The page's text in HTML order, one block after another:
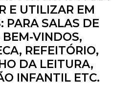
E UTILIZAR EM
PARA SALAS DE
VINDOS,
REFEITÓRIO,
DA LEITURA,
INFANTIL ETC.